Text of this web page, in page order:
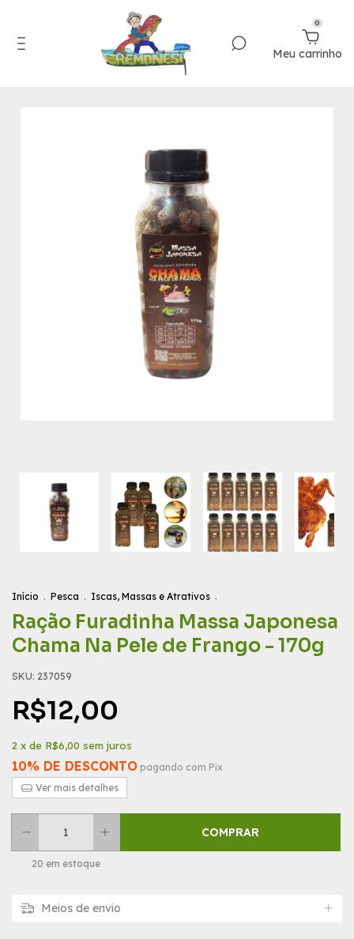
0
Meu carrinho
Início . Pesca . Iscas, Massas e Atrativos .
Ração Furadinha Massa Japonesa
Chama Na Pele de Frango - 170g
SKU: 237059
R$12,00
2 x de R$6,00 sem juros
10% DE DESCONTO pagando com Pix
Ver mais detalhes
20 em estoque
Meios de envio